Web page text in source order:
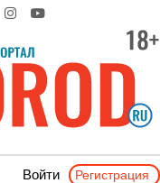
Войти Регистрация